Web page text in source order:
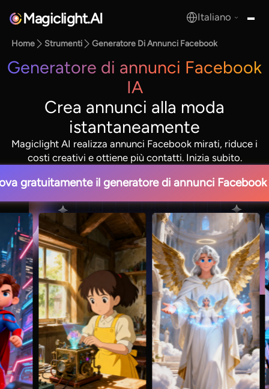
Magiclight.AI Italiano
Home Strumenti Generatore Di Annunci Facebook
Generatore di annunci Facebook
IA
Crea annunci alla moda
istantaneamente
Magiclight AI realizza annunci Facebook mirati, riduce i
costi creativi e ottiene più contatti. Inizia subito.
gratuitamente il generatore di annunci Facebook